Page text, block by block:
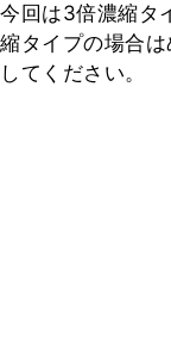
今回は3倍濃縮タ
縮タイプの場合
してください。